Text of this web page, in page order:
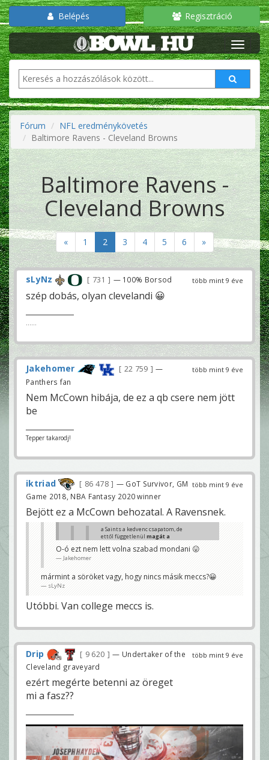
Belépés Regisztráció
Fórum
NFL eredménykövetés
Baltimore Ravens - Cleveland Browns
Baltimore Ravens -
Cleveland Browns
« 1 2 3 4 5 6 »
több mint 9 éve
sLyNz 731 — 100% Borsod
szép dobás, olyan clevelandi 😀
......
több mint 9 éve
Jakehomer 22 759
—
Panthers fan
Nem McCown hibája, de ez a qb csere nem jött
be
Tepper takarodj!
több mint 9 éve
iktriad 86 478
— GoT Survivor, GM
Game 2018, NBA Fantasy 2020 winner
Bejött ez a McCown behozatal. A Ravensnek.
a Saints a kedvenc csapatom, de
ettől függetlenül magát a
lehetetlen nem kedvelni egy
és mégis ezt a meccset nézed, valami itt
sok sört ittam meló után és nincs másik 😀 😀
O-ó ezt nem lett volna szabad mondani 😛
Jakehomer
mármint a söröket vagy, hogy nincs másik meccs?😀
sLyNz
Utóbbi. Van college meccs is.
több mint 9 éve
Drip 9 620
— Undertaker of the
Cleveland graveyard
ezért megérte betenni az öreget
mi a fasz??